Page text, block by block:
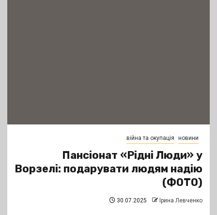
війна та окупація новини
Пансіонат «Рідні Люди» у
Ворзелі: подарувати людям надію
(ФОТО)
30.07.2025 Ірина Левченко